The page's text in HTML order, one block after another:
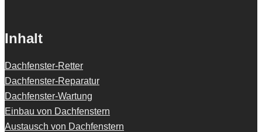
Inhalt
Dachfenster-Retter
Dachfenster-Reparatur
Dachfenster-Wartung
Einbau von Dachfenstern
Austausch von Dachfenstern